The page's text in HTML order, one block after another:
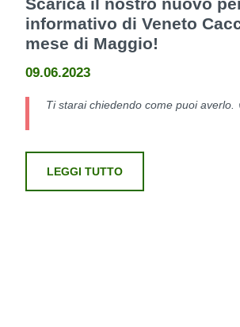
Scarica il nostro nuovo
informativo di Veneto
mese di Maggio!
09.06.2023
Ti starai chiedendo come puoi averlo.
LEGGI TUTTO